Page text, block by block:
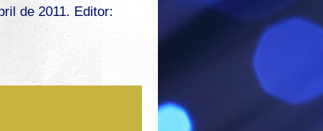
de 2011. Editor: